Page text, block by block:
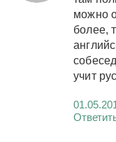
можно
более,
учит